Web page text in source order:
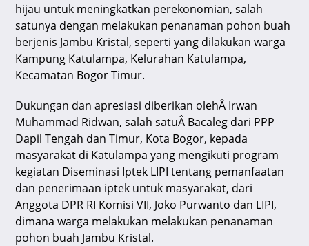
k
hijau untuk meningkatkan perekonomian, salah
satunya dengan melakukan penanaman pohon buah
berjenis Jambu Kristal, seperti yang dilakukan warga
Kampung Katulampa, Kelurahan Katulampa,
Kecamatan Bogor Timur.
Dukungan dan apresiasi diberikan olehÂ Irwan
Muhammad Ridwan, salah satuÂ Bacaleg dari PPP
Dapil Tengah dan Timur, Kota Bogor, kepada
masyarakat di Katulampa yang mengikuti program
kegiatan Diseminasi Iptek LIPI tentang pemanfaatan
dan penerimaan iptek untuk masyarakat, dari
Anggota DPR RI Komisi VII, Joko Purwanto dan LIPI,
dimana warga melakukan melakukan penanaman
pohon buah Jambu Kristal.